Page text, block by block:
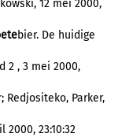
12 mei 2000,
bier. De huidige
2 , 3 mei 2000,
Redjositeko, Parker,
2000, 23:10:32